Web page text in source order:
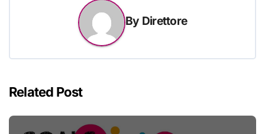
By Direttore
Related Post